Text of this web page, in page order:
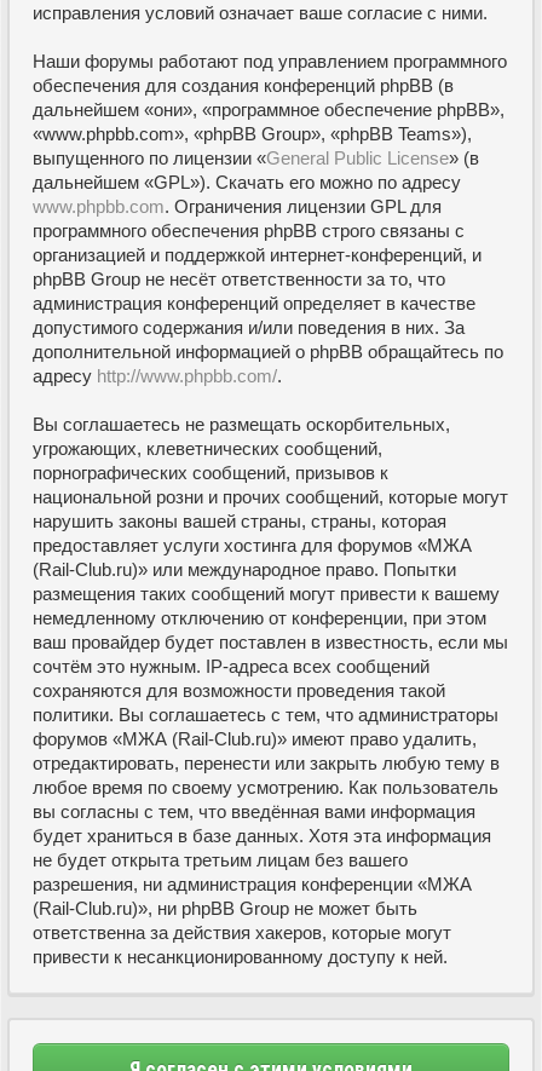
исправления условий означает ваше согласие с ними.
Наши форумы работают под управлением программного
обеспечения для создания конференций phpBB (в
дальнейшем «они», «программное обеспечение phpBB»,
«www.phpbb.com», «phpBB Group», «phpBB Teams»),
выпущенного по лицензии «General Public License» (в
дальнейшем «GPL»). Скачать его можно по адресу
www.phpbb.com. Ограничения лицензии GPL для
программного обеспечения phpBB строго связаны с
организацией и поддержкой интернет-конференций, и
phpBB Group не несёт ответственности за то, что
администрация конференций определяет в качестве
допустимого содержания и/или поведения в них. За
дополнительной информацией о phpBB обращайтесь по
адресу http://www.phpbb.com/.
Вы соглашаетесь не размещать оскорбительных,
угрожающих, клеветнических сообщений,
порнографических сообщений, призывов к
национальной розни и прочих сообщений, которые могут
нарушить законы вашей страны, страны, которая
предоставляет услуги хостинга для форумов «МЖА
(Rail-Club.ru)» или международное право. Попытки
размещения таких сообщений могут привести к вашему
немедленному отключению от конференции, при этом
ваш провайдер будет поставлен в известность, если мы
сочтём это нужным. IP-адреса всех сообщений
сохраняются для возможности проведения такой
политики. Вы соглашаетесь с тем, что администраторы
форумов «МЖА (Rail-Club.ru)» имеют право удалить,
отредактировать, перенести или закрыть любую тему в
любое время по своему усмотрению. Как пользователь
вы согласны с тем, что введённая вами информация
будет храниться в базе данных. Хотя эта информация
не будет открыта третьим лицам без вашего
разрешения, ни администрация конференции «МЖА
(Rail-Club.ru)», ни phpBB Group не может быть
ответственна за действия хакеров, которые могут
привести к несанкционированному доступу к ней.